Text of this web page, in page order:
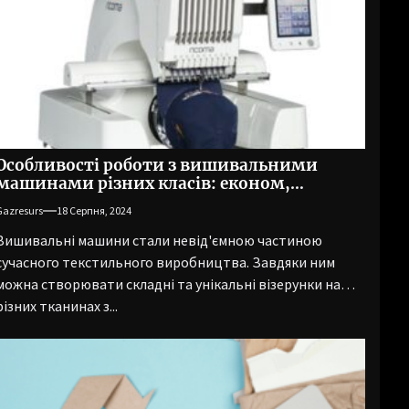
роботи з вишивальними
різних класів: економ,
18 Серпня, 2024
машини стали невід'ємною частиною
текстильного виробництва. Завдяки ним
створювати складні та унікальні візерунки на
тканинах з...